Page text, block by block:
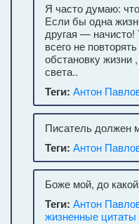
Я часто думаю:
Если бы одна
другая —
всего не
обстановку жизни
света..
Теги: Антон
Писатель должен
Теги: Антон
Боже мой, до
Теги: Антон
жизненные цитаты